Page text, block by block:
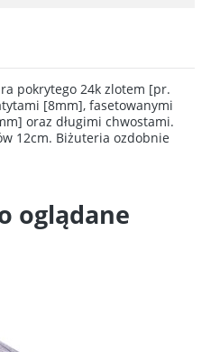
pokrytego 24k zlotem [pr.
[8mm], fasetowanymi
oraz długimi chwostami.
12cm. Biżuteria ozdobnie
oglądane